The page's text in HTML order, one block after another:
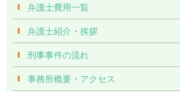
弁護士費用一覧
弁護士紹介・挨拶
刑事事件の流れ
事務所概要・アクセス